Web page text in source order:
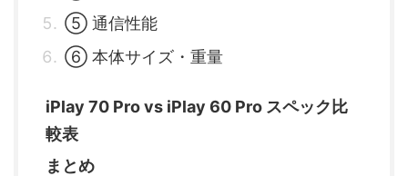
⑤ 通信性能
⑥ 本体サイズ・重量
iPlay 70 Pro vs iPlay 60 Pro スペック比
較表
まとめ